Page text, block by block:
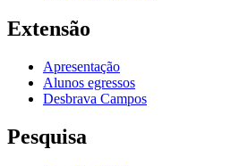
Extensão
Apresentação
Alunos egressos
Desbrava Campos
Pesquisa